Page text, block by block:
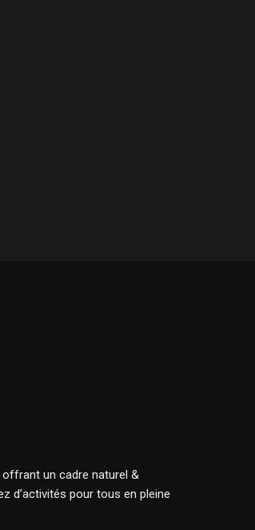
un cadre naturel &
d’activités pour tous en pleine